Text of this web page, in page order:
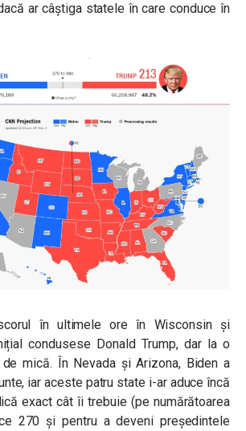
ar câștiga statele în care conduce în
în ultimele ore în Wisconsin și
condusese Donald Trump, dar la o
mică. În Nevada și Arizona, Biden a
iar aceste patru state i-ar aduce încă
exact cât îi trebuie (pe numărătoarea
270 și pentru a deveni președintele